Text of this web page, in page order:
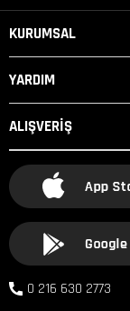
KURUMSAL
YARDIM
ALIŞVERİŞ
0 216 630 2773